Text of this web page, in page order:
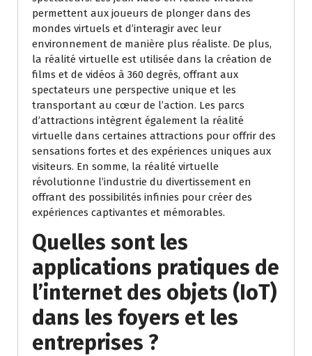
permettent aux joueurs de plonger dans des
mondes virtuels et d’interagir avec leur
environnement de manière plus réaliste. De plus,
la réalité virtuelle est utilisée dans la création de
films et de vidéos à 360 degrés, offrant aux
spectateurs une perspective unique et les
transportant au cœur de l’action. Les parcs
d’attractions intègrent également la réalité
virtuelle dans certaines attractions pour offrir des
sensations fortes et des expériences uniques aux
visiteurs. En somme, la réalité virtuelle
révolutionne l’industrie du divertissement en
offrant des possibilités infinies pour créer des
expériences captivantes et mémorables.
Quelles sont les
applications pratiques de
l’internet des objets (IoT)
dans les foyers et les
entreprises ?